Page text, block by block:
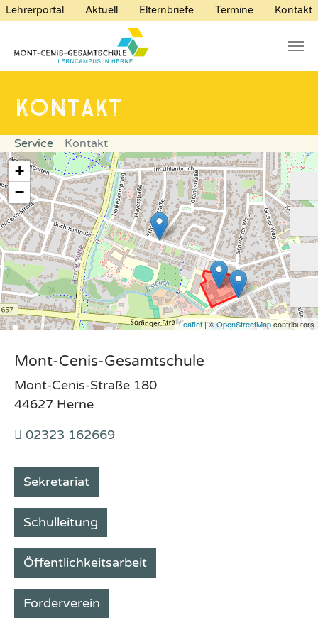
Lehrerportal Aktuell Elternbriefe Termine Kontakt
Sie sind hier:
Service Kontakt
+
−
Leaflet| ©OpenStreetMapcontributors
Mont-Cenis-Gesamtschule
Mont-Cenis-Straße 180
44627 Herne
02323 162669
Sekretariat
Schulleitung
Öffentlichkeitsarbeit
Förderverein